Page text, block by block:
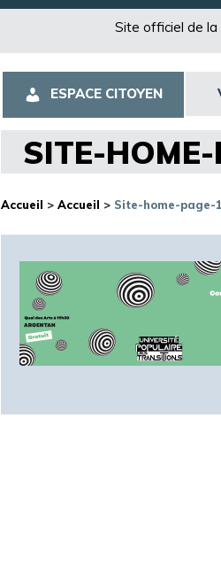
Site officiel de la
ESPACE CITOYEN
SITE-
Accueil > Accueil > Site-home-page-1